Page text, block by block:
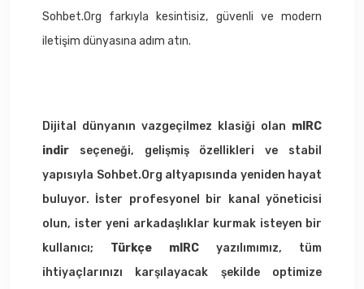
Sohbet.Org farkıyla kesintisiz, güvenli ve modern
iletişim dünyasına adım atın.
Dijital dünyanın vazgeçilmez klasiği olan mIRC
indir seçeneği, gelişmiş özellikleri ve stabil
yapısıyla Sohbet.Org altyapısında yeniden hayat
buluyor. İster profesyonel bir kanal yöneticisi
olun, ister yeni arkadaşlıklar kurmak isteyen bir
kullanıcı; Türkçe mIRC yazılımımız, tüm
ihtiyaçlarınızı karşılayacak şekilde optimize